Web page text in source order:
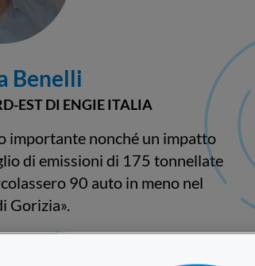
Benelli
EST DI ENGIE ITALIA
importante nonché un impatto
di emissioni di 175 tonnellate
90 auto in meno nel
Gorizia».
Linkedin